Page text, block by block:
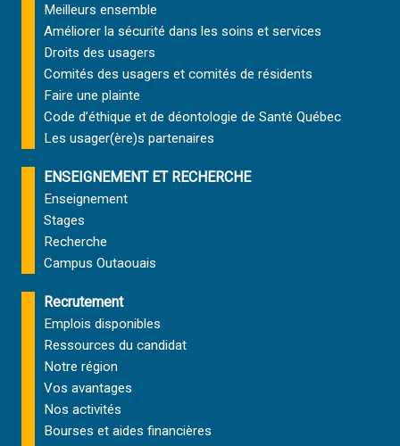
Meilleurs ensemble
Améliorer la sécurité dans les soins et services
Droits des usagers
Comités des usagers et comités de résidents
Faire une plainte
Code d’éthique et de déontologie de Santé Québec
Les usager(ère)s partenaires
ENSEIGNEMENT ET RECHERCHE
Enseignement
Stages
Recherche
Campus Outaouais
Recrutement
Emplois disponibles
Ressources du candidat
Notre région
Vos avantages
Nos activités
Bourses et aides financières